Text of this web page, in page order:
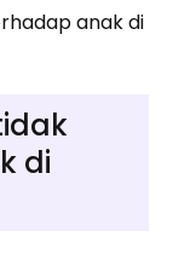
anak di
di